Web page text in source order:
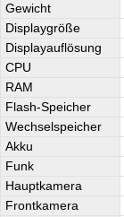
Gewicht
Displaygröße
Displayauflösung
CPU
RAM
Flash-Speicher
Wechselspeicher
Akku
Funk
Hauptkamera
Frontkamera